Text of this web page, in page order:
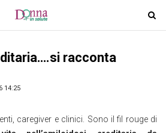
T
o
a
v
racconta
14:25
caregiver e clinici. Sono il fil rouge di